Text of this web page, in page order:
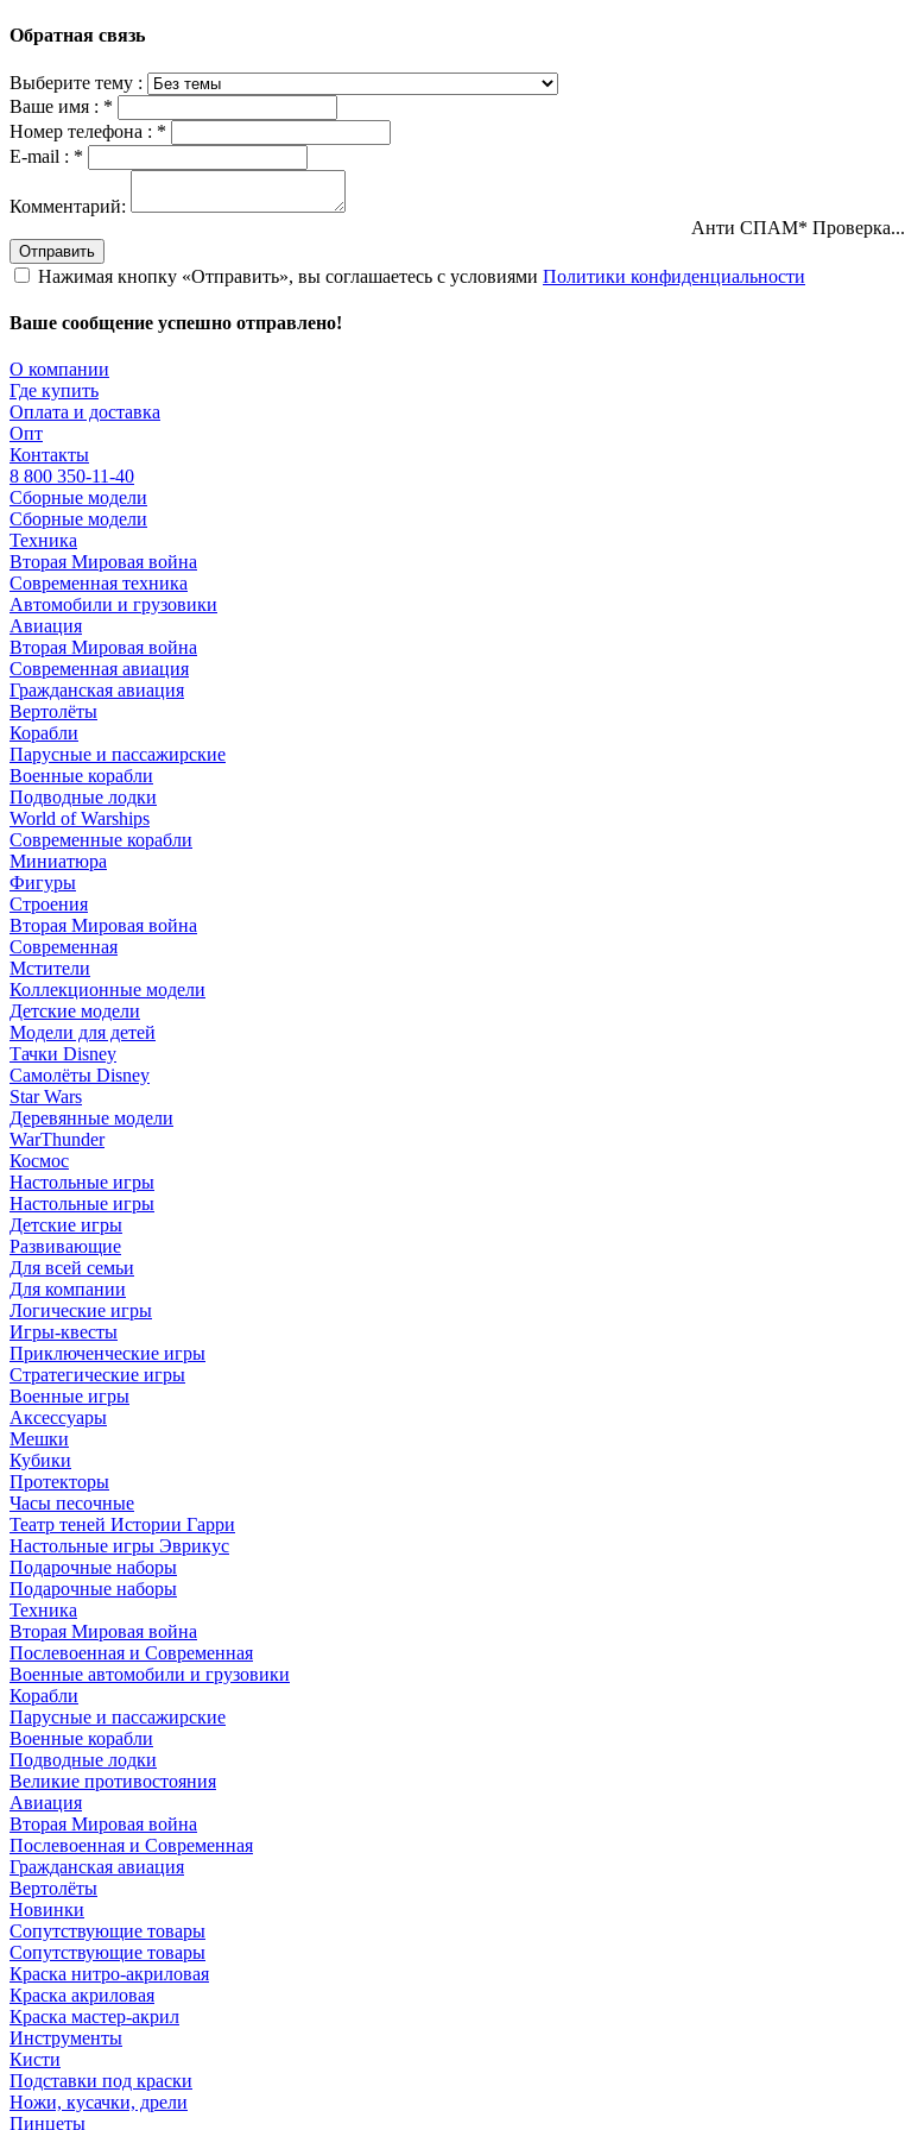
Обратная связь
Выберите тему :
Ваше имя : *
Номер телефона : *
E-mail : *
Комментарий:
Анти СПАМ* Проверка...
Отправить
Нажимая кнопку «Отправить», вы соглашаетесь с условиями Политики конфиденциальности
Ваше сообщение успешно отправлено!
О компании
Где купить
Оплата и доставка
Опт
Контакты
8 800 350-11-40
Сборные модели
Сборные модели
Техника
Вторая Мировая война
Современная техника
Автомобили и грузовики
Авиация
Вторая Мировая война
Современная авиация
Гражданская авиация
Вертолёты
Корабли
Парусные и пассажирские
Военные корабли
Подводные лодки
World of Warships
Современные корабли
Миниатюра
Фигуры
Строения
Вторая Мировая война
Современная
Мстители
Коллекционные модели
Детские модели
Модели для детей
Тачки Disney
Самолёты Disney
Star Wars
Деревянные модели
WarThunder
Космос
Настольные игры
Настольные игры
Детские игры
Развивающие
Для всей семьи
Для компании
Логические игры
Игры-квесты
Приключенческие игры
Стратегические игры
Военные игры
Аксессуары
Мешки
Кубики
Протекторы
Часы песочные
Театр теней Истории Гарри
Настольные игры Эврикус
Подарочные наборы
Подарочные наборы
Техника
Вторая Мировая война
Послевоенная и Современная
Военные автомобили и грузовики
Корабли
Парусные и пассажирские
Военные корабли
Подводные лодки
Великие противостояния
Авиация
Вторая Мировая война
Послевоенная и Современная
Гражданская авиация
Вертолёты
Новинки
Сопутствующие товары
Сопутствующие товары
Краска нитро-акриловая
Краска акриловая
Краска мастер-акрил
Инструменты
Кисти
Подставки под краски
Ножи, кусачки, дрели
Пинцеты